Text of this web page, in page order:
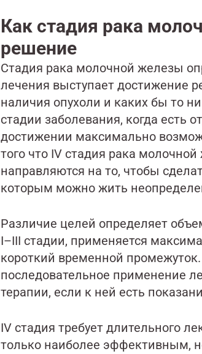
Как стадия рака
решение
Стадия рака молочной железы
лечения выступает достижение
наличия опухоли и каких бы то
стадии заболевания, когда есть
достижении максимально
того что IV стадия рака
направляются на то, чтобы
которым можно жить
Различие целей определяет
I–III стадии, применяется
короткий временной
последовательное применение
терапии, если к ней есть
IV стадия требует длительного
только наиболее эффективным,